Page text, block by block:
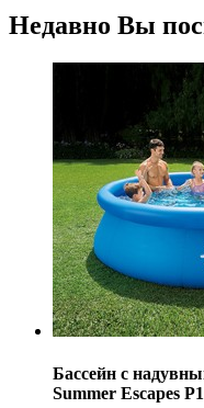
Недавно Вы
Бассейн с
Summer Escapes